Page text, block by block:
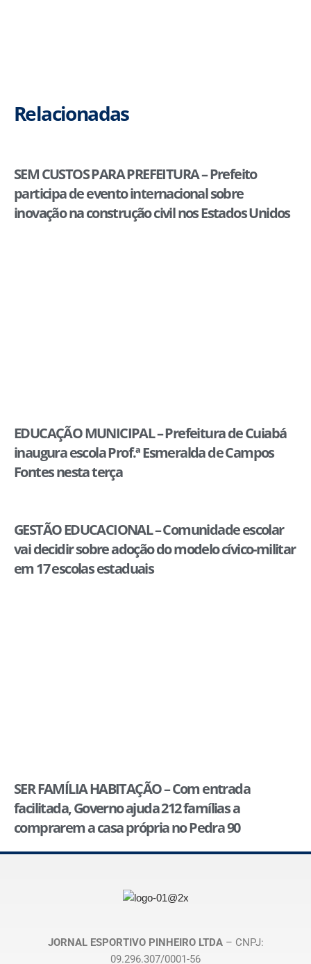
Relacionadas
SEM CUSTOS PARA PREFEITURA – Prefeito
participa de evento internacional sobre
inovação na construção civil nos Estados Unidos
EDUCAÇÃO MUNICIPAL – Prefeitura de Cuiabá
inaugura escola Prof.ª Esmeralda de Campos
Fontes nesta terça
GESTÃO EDUCACIONAL – Comunidade escolar
vai decidir sobre adoção do modelo cívico-militar
em 17 escolas estaduais
SER FAMÍLIA HABITAÇÃO – Com entrada
facilitada, Governo ajuda 212 famílias a
comprarem a casa própria no Pedra 90
JORNAL ESPORTIVO PINHEIRO LTDA– CNPJ:
09.296.307/0001-56